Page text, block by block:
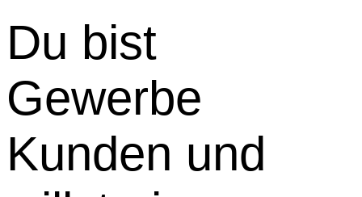
Du bist
Gewerbe
Kunden und